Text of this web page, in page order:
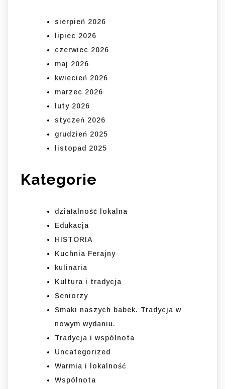
sierpień 2026
lipiec 2026
czerwiec 2026
maj 2026
kwiecień 2026
marzec 2026
luty 2026
styczeń 2026
grudzień 2025
listopad 2025
Kategorie
działalność lokalna
Edukacja
HISTORIA
Kuchnia Ferajny
kulinaria
Kultura i tradycja
Seniorzy
Smaki naszych babek. Tradycja w
nowym wydaniu.
Tradycja i wspólnota
Uncategorized
Warmia i lokalność
Wspólnota